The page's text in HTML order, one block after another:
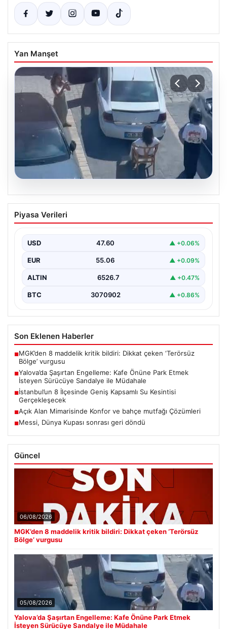
Yan Manşet
05.08.2026
Yalova’da Şaşırtan Engelleme: Kafe
Önüne Park Etmek İsteyen Sürücüye
Yalova'da yaşanan sıra dışı bir olay, gündeme damgasını
Piyasa Verileri
USD 47.60 ▲ +0.06%
EUR 55.06 ▲ +0.09%
ALTIN 6526.7 ▲ +0.47%
BTC 3070902 ▲ +0.86%
Son Eklenen Haberler
■MGK’den 8 maddelik kritik bildiri: Dikkat çeken ‘Terörsüz
Bölge’ vurgusu
■Yalova’da Şaşırtan Engelleme: Kafe Önüne Park Etmek
İsteyen Sürücüye Sandalye ile Müdahale
■İstanbul’un 8 İlçesinde Geniş Kapsamlı Su Kesintisi
Gerçekleşecek
■Açık Alan Mimarisinde Konfor ve bahçe mutfağı Çözümleri
■Messi, Dünya Kupası sonrası geri döndü
Güncel
06/08/2026
MGK’den 8 maddelik kritik bildiri: Dikkat çeken ‘Terörsüz
Bölge’ vurgusu
05/08/2026
Yalova’da Şaşırtan Engelleme: Kafe Önüne Park Etmek
İsteyen Sürücüye Sandalye ile Müdahale